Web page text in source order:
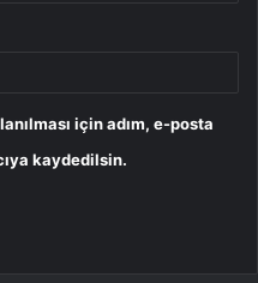
için adım, e-posta
kaydedilsin.